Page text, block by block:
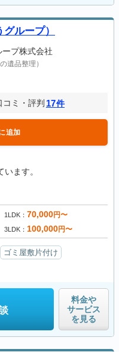
ループ）
ープ株式会社
遺品整理）
コミ・評判 17件
追加
ます。
1LDK 70,000円〜
3LDK 100,000円〜
ゴミ屋敷片付け
料金や
サービス
を見る